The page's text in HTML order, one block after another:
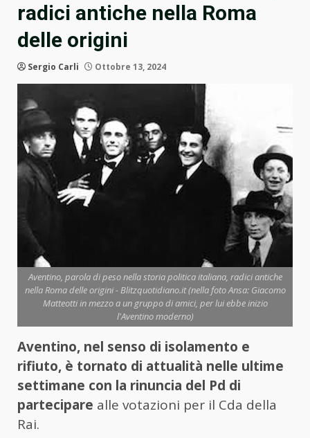
radici antiche nella Roma
delle origini
Sergio Carli Ottobre 13, 2024
Aventino, parola di peso nella storia politica italiana, radici antiche
nella Roma delle origini - Blitzquotidiano.it (nella foto Ansa: Giacomo
Matteotti in mezzo a un gruppo di amici, per lui ebbe inizio
l'Aventino moderno)
Aventino, nel senso di isolamento e
rifiuto, è tornato di attualità nelle ultime
settimane con la rinuncia del Pd di
partecipare alle votazioni per il Cda della
Rai.